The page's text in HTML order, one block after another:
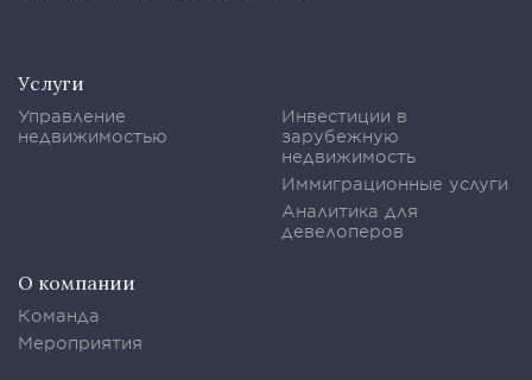
Услуги
Управление
недвижимостью
Инвестиции в
зарубежную
недвижимость
Иммиграционные услуги
Аналитика для
девелоперов
О компании
Команда
Мероприятия